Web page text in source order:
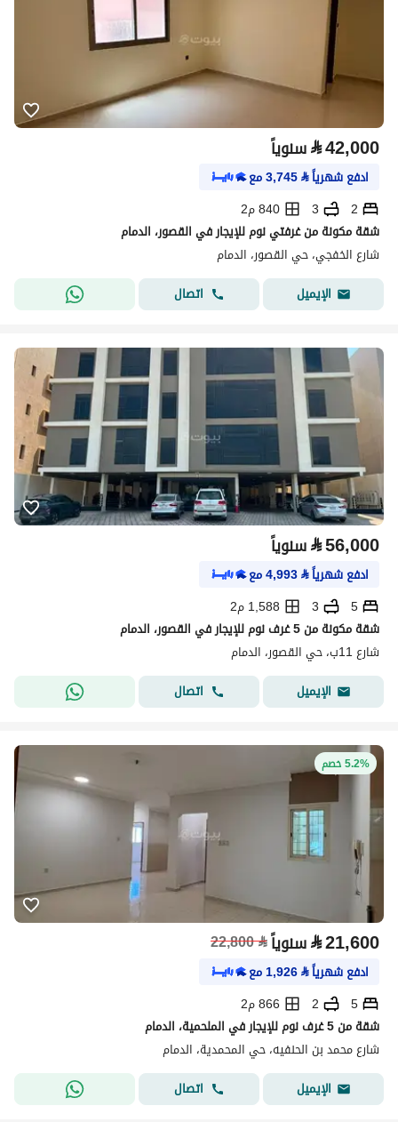
⃁42,000 سنوياً
ادفع شهرياً⃁
3,745مع
2
3
840 م2
شقة مكونة من غرفتي نوم للإيجار في القصور، الدمام
شارع الخفجي، حي القصور، الدمام
الإيميل
اتصال
⃁56,000 سنوياً
ادفع شهرياً⃁
4,993مع
5
3
1,588 م2
شقة مكونة من 5 غرف نوم للإيجار في القصور، الدمام
شارع 11ب، حي القصور، الدمام
الإيميل
اتصال
5.2% خصم
⃁21,600 سنوياً⃁
22,800
ادفع شهرياً⃁
1,926مع
5
2
866 م2
شقة من 5 غرف نوم للإيجار في الملحمية، الدمام
شارع محمد بن الحنفيه، حي المحمدية، الدمام
الإيميل
اتصال